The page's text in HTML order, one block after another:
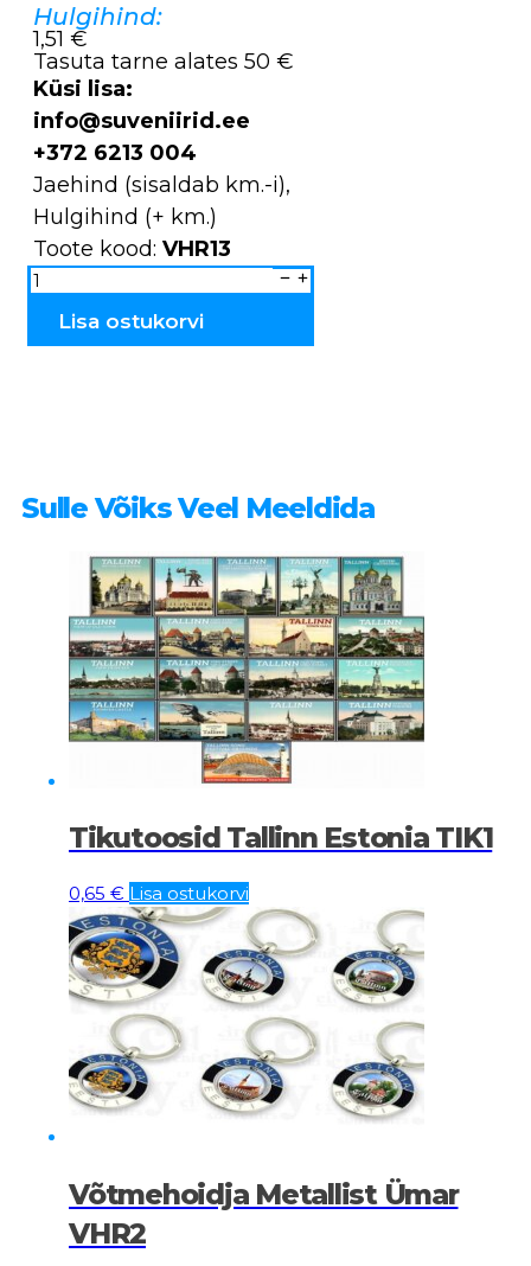
Hulgihind:
1,51 €
Tasuta tarne alates 50 €
Küsi lisa:
info@suveniirid.ee
+372 6213 004
Jaehind (sisaldab km.-i),
Hulgihind (+ km.)
Toote kood: VHR13
Võtmehoidja
puidust
Pärnu
Lisa ostukorvi
Sulle Võiks Veel Meeldida
Tikutoosid Tallinn Estonia TIK1
0,65 € Lisa ostukorvi
Võtmehoidja Metallist Ümar
VHR2